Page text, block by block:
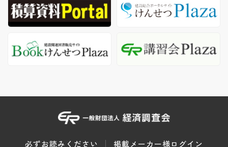
必ずお読みください 掲載メーカー様ログイン